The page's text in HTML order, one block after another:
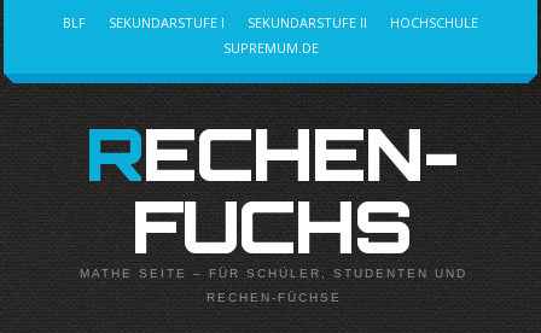
BLF SEKUNDARSTUFE I SEKUNDARSTUFE II
HOCHSCHULE
SUPREMUM.DE
RECHEN-
FUCHS
MATHE SEITE – FÜR SCHÜLER, STUDENTEN UND
RECHEN-FÜCHSE